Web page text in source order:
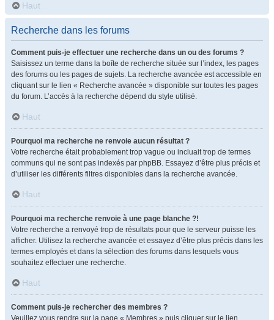
Haut
Recherche dans les forums
Comment puis-je effectuer une recherche dans un ou des forums ?
Saisissez un terme dans la boîte de recherche située sur l’index, les pages
des forums ou les pages de sujets. La recherche avancée est accessible en
cliquant sur le lien « Recherche avancée » disponible sur toutes les pages
du forum. L’accès à la recherche dépend du style utilisé.
Haut
Pourquoi ma recherche ne renvoie aucun résultat ?
Votre recherche était probablement trop vague ou incluait trop de termes
communs qui ne sont pas indexés par phpBB. Essayez d’être plus précis et
d’utiliser les différents filtres disponibles dans la recherche avancée.
Haut
Pourquoi ma recherche renvoie à une page blanche ?!
Votre recherche a renvoyé trop de résultats pour que le serveur puisse les
afficher. Utilisez la recherche avancée et essayez d’être plus précis dans les
termes employés et dans la sélection des forums dans lesquels vous
souhaitez effectuer une recherche.
Haut
Comment puis-je rechercher des membres ?
Veuillez vous rendre sur la page « Membres » puis cliquer sur le lien